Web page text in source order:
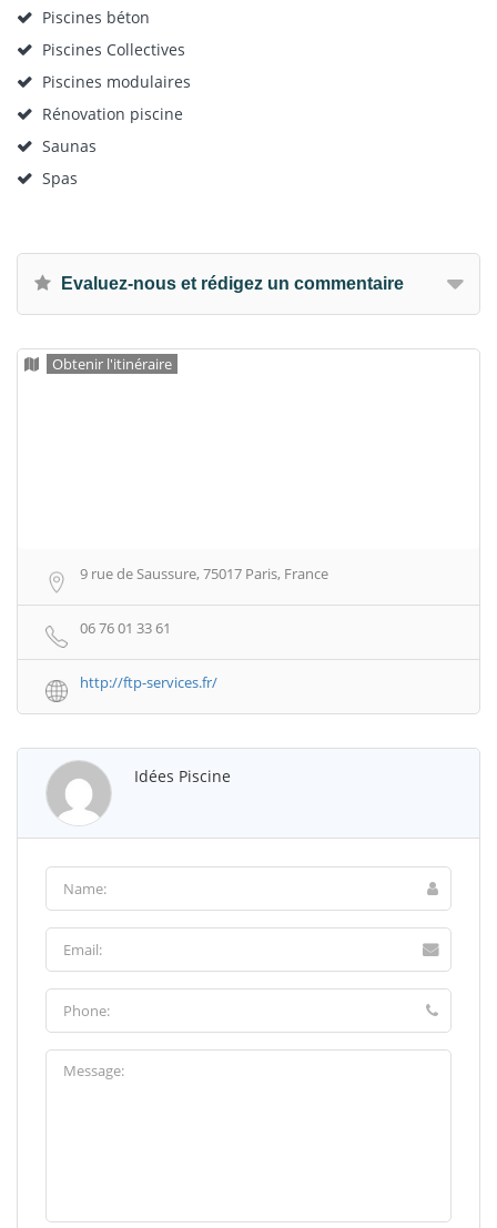
Piscines béton
Piscines Collectives
Piscines modulaires
Rénovation piscine
Saunas
Spas
Evaluez-nous et rédigez un commentaire
Obtenir l'itinéraire
9 rue de Saussure, 75017 Paris, France
06 76 01 33 61
http://ftp-services.fr/
Idées Piscine